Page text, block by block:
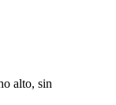
alto, sin